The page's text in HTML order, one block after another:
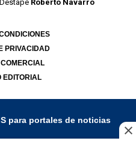
Roberto Navarro
PRIVACIDAD
EDITORIAL
para portales de noticias